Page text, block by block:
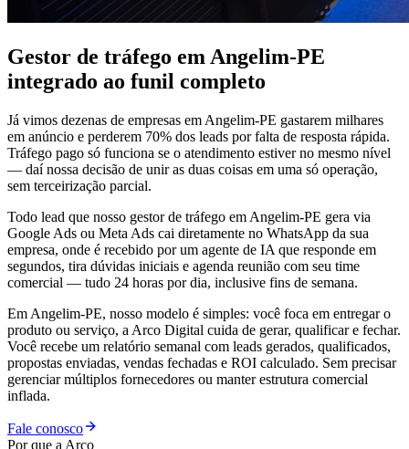
Gestor de tráfego em Angelim-PE
integrado ao funil completo
Já vimos dezenas de empresas em Angelim-PE gastarem milhares
em anúncio e perderem 70% dos leads por falta de resposta rápida.
Tráfego pago só funciona se o atendimento estiver no mesmo nível
— daí nossa decisão de unir as duas coisas em uma só operação,
sem terceirização parcial.
Todo lead que nosso gestor de tráfego em Angelim-PE gera via
Google Ads ou Meta Ads cai diretamente no WhatsApp da sua
empresa, onde é recebido por um agente de IA que responde em
segundos, tira dúvidas iniciais e agenda reunião com seu time
comercial — tudo 24 horas por dia, inclusive fins de semana.
Em Angelim-PE, nosso modelo é simples: você foca em entregar o
produto ou serviço, a Arco Digital cuida de gerar, qualificar e fechar.
Você recebe um relatório semanal com leads gerados, qualificados,
propostas enviadas, vendas fechadas e ROI calculado. Sem precisar
gerenciar múltiplos fornecedores ou manter estrutura comercial
inflada.
Fale conosco
Por que a Arco